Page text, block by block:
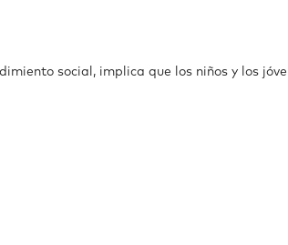
social, implica que los niños y los